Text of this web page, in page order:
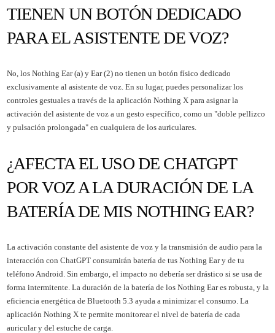
TIENEN UN BOTÓN DEDICADO
PARA EL ASISTENTE DE VOZ?
No, los Nothing Ear (a) y Ear (2) no tienen un botón físico dedicado
exclusivamente al asistente de voz. En su lugar, puedes personalizar los
controles gestuales a través de la aplicación Nothing X para asignar la
activación del asistente de voz a un gesto específico, como un "doble pellizco
y pulsación prolongada" en cualquiera de los auriculares.
¿AFECTA EL USO DE CHATGPT
POR VOZ A LA DURACIÓN DE LA
BATERÍA DE MIS NOTHING EAR?
La activación constante del asistente de voz y la transmisión de audio para la
interacción con ChatGPT consumirán batería de tus Nothing Ear y de tu
teléfono Android. Sin embargo, el impacto no debería ser drástico si se usa de
forma intermitente. La duración de la batería de los Nothing Ear es robusta, y la
eficiencia energética de Bluetooth 5.3 ayuda a minimizar el consumo. La
aplicación Nothing X te permite monitorear el nivel de batería de cada
auricular y del estuche de carga.